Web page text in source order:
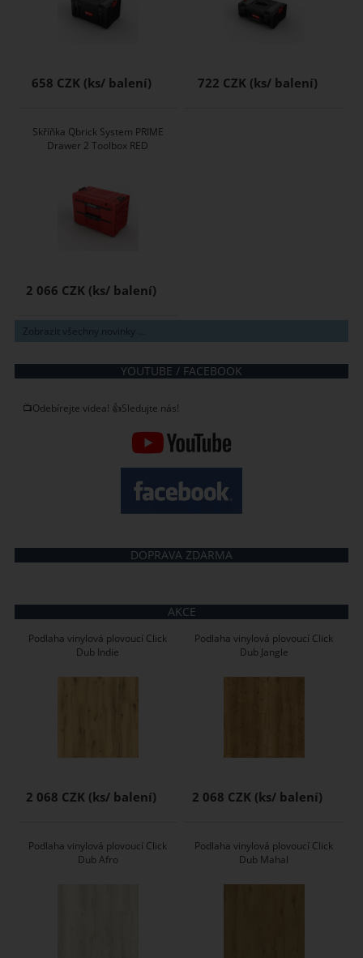
658 CZK 722 CZK
Skříňka Qbrick System PRIME
Drawer 2 Toolbox RED
2 066 CZK
Zobrazit všechny novinky ...
YOUTUBE / FACEBOOK
📺Odebírejte videa! 👍Sledujte nás!
DOPRAVA ZDARMA
AKCE
Podlaha vinylová plovoucí Click
Dub Indie
2 068 CZK
Podlaha vinylová plovoucí Click
Dub Jangle
2 068 CZK
Podlaha vinylová plovoucí Click
Dub Afro
Podlaha vinylová plovoucí Click
Dub Mahal